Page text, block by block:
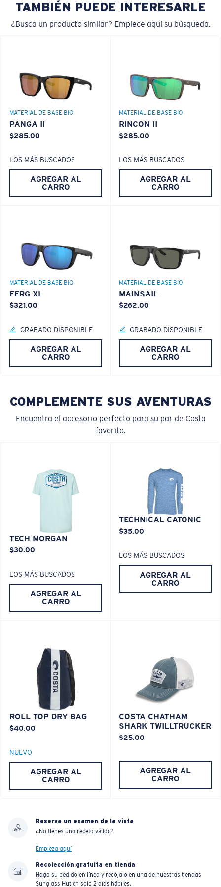
rendimiento.
busca.
S M
mediana.
grande
.
¿Se ajusta en las dos últimas posiciones?
Es posible que necesite una montura
ENLACE MOLECULAR C-WALL®
CAPA DE VIDRIO
ENCAPUSLATED MIRROR
POLARIZED FILM
CAPA DE VIDRIO
ENLACE MOLECULAR C-WALL®
El vidrio ofrece el material de mayor claridad
Los espejos encapsulados (entre las capas de
20% más delgado y 22% más liviano que el vidrio
polarizado normal
TAMBIÉN PUEDE INTERESARLE
¿Busca un producto similar? Empiece aquí su búsqueda.
MATERIAL DE BASE BIO
PANGA II
$285.00
LOS MÁS BUSCADOS
AGREGAR AL
CARRO
MATERIAL DE BASE BIO
RINCON II
$285.00
LOS MÁS BUSCADOS
AGREGAR AL
CARRO
MATERIAL DE BASE BIO
FERG XL
$321.00
GRABADO DISPONIBLE
AGREGAR AL
CARRO
MATERIAL DE BASE BIO
MAINSAIL
$262.00
GRABADO DISPONIBLE
AGREGAR AL
CARRO
COMPLEMENTE SUS AVENTURAS
Encuentra el accesorio perfecto para su par de Costa
favorito.
TECH MORGAN
$30.00
LOS MÁS BUSCADOS
AGREGAR AL
CARRO
TECHNICAL CATONIC
$35.00
LOS MÁS BUSCADOS
AGREGAR AL
CARRO
ROLL TOP DRY BAG
$40.00
NUEVO
AGREGAR AL
CARRO
COSTA CHATHAM
SHARK TWILLTRUCKER
$25.00
AGREGAR AL
CARRO
Reserva un examen de la vista
¿No tienes una receta válida?
Empieza aquí
Recolección gratuita en tienda
Haga su pedido en línea y recójalo en una de nuestras tiendas
Sunglass Hut en solo 2 días hábiles.